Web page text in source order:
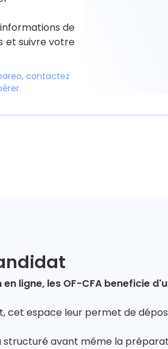
de
et suivre votre
contactez
ligne, les OF-CFA beneficie
cet espace leur permet de
structuré avant même la